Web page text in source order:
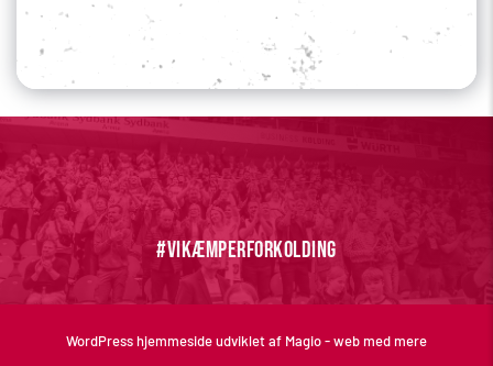
Din profil
#vikæmperforkolding
WordPress hjemmeside udviklet af Magio - web med mere